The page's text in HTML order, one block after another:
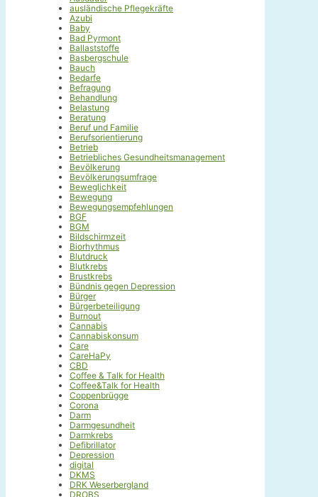
ausländische Pflegekräfte
Azubi
Baby
Bad Pyrmont
Ballaststoffe
Basbergschule
Bauch
Bedarfe
Befragung
Behandlung
Belastung
Beratung
Beruf und Familie
Berufsorientierung
Betrieb
Betriebliches Gesundheitsmanagement
Bevölkerung
Bevölkerungsumfrage
Beweglichkeit
Bewegung
Bewegungsempfehlungen
BGF
BGM
Bildschirmzeit
Biorhythmus
Blutdruck
Blutkrebs
Brustkrebs
Bündnis gegen Depression
Bürger
Bürgerbeteiligung
Burnout
Cannabis
Cannabiskonsum
Care
CareHaPy
CBD
Coffee & Talk for Health
Coffee&Talk for Health
Coppenbrügge
Corona
Darm
Darmgesundheit
Darmkrebs
Defibrillator
Depression
digital
DKMS
DRK Weserbergland
DROBS